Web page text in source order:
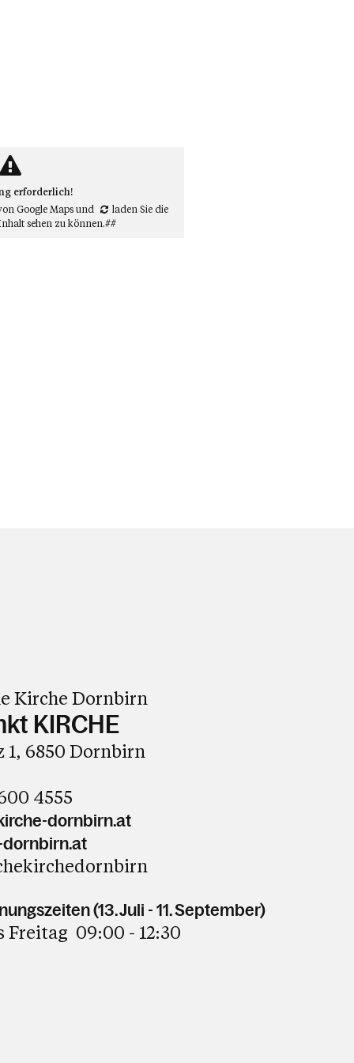
erforderlich!
Google Mapsund
laden Sie die
sehen zu können.##
Kirche Dornbirn
KIRCHE
6850 Dornbirn
4555
dornbirn.at
(13. Juli - 11. September)
Freitag 09:00 - 12:30